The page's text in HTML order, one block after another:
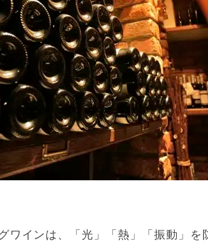
ワインは、「光」「熱」「振動」を